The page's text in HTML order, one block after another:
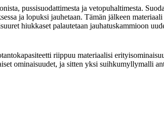
pussisuodattimesta ja vetopuhaltimesta.
ja lopuksi jauhetaan. Tämän jälkeen
hiukkaset palautetaan jauhatuskammioon
riippuu materiaalisi
ominaisuudet, ja sitten yksi suihkumyllymalli